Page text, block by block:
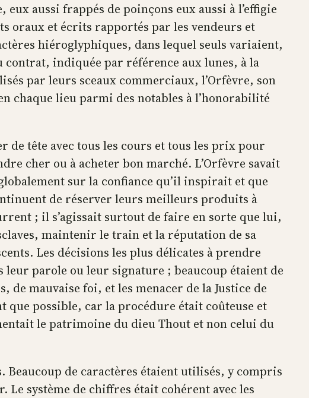
aussi frappés de poinçons eux aussi à l’effigie
oraux et écrits rapportés par les vendeurs et
hiéroglyphiques, dans lequel seuls variaient,
contrat, indiquée par référence aux lunes, à la
par leurs sceaux commerciaux, l’Orfèvre, son
chaque lieu parmi des notables à l’honorabilité
de tête avec tous les cours et tous les prix pour
cher ou à acheter bon marché. L’Orfèvre savait
sur la confiance qu’il inspirait et que
de réserver leurs meilleurs produits à
; il s’agissait surtout de faire en sorte que lui,
maintenir le train et la réputation de sa
Les décisions les plus délicates à prendre
parole ou leur signature ; beaucoup étaient de
mauvaise foi, et les menacer de la Justice de
que possible, car la procédure était coûteuse et
le patrimoine du dieu Thout et non celui du
de caractères étaient utilisés, y compris
système de chiffres était cohérent avec les